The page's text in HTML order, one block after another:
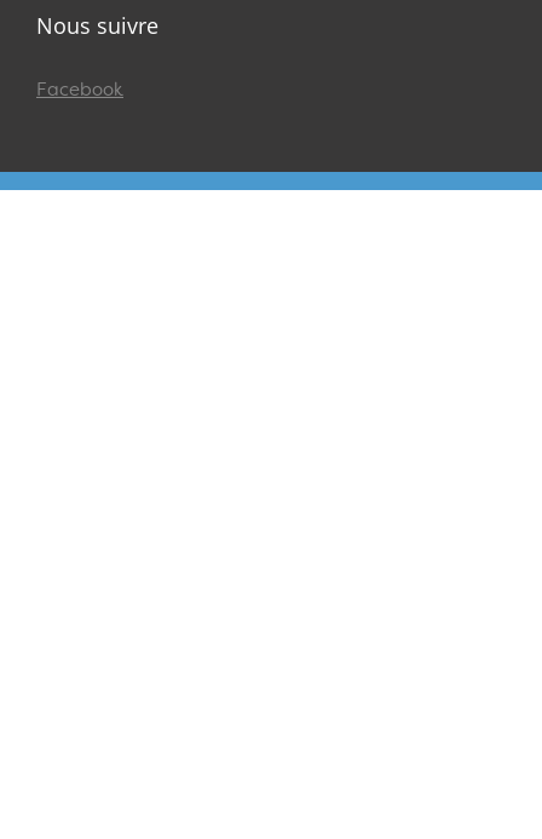
Nous suivre
Facebook